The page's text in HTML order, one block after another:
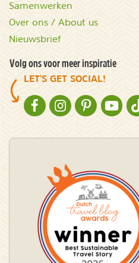
Samenwerken
Over ons / About us
Nieuwsbrief
Volg ons voor meer inspiratie
LET'S GET SOCIAL!
NATURESCANNER OP
NATURESCANNER OP